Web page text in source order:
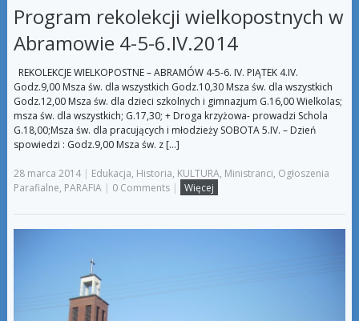
Program rekolekcji wielkopostnych w
Abramowie 4-5-6.IV.2014
REKOLEKCJE WIELKOPOSTNE – ABRAMÓW 4-5-6. IV. PIĄTEK 4.IV.
Godz.9,00 Msza św. dla wszystkich Godz.10,30 Msza św. dla wszystkich
Godz.12,00 Msza św. dla dzieci szkolnych i gimnazjum G.16,00 Wielkolas;
msza św. dla wszystkich; G.17,30; + Droga krzyżowa- prowadzi Schola
G.18,00;Msza św. dla pracujących i młodzieży SOBOTA 5.IV. – Dzień
spowiedzi : Godz.9,00 Msza św. z […]
28 marca 2014| Edukacja, Historia, KULTURA, Ministranci, Ogłoszenia
Parafialne, PARAFIA | 0 Comments | Więcej